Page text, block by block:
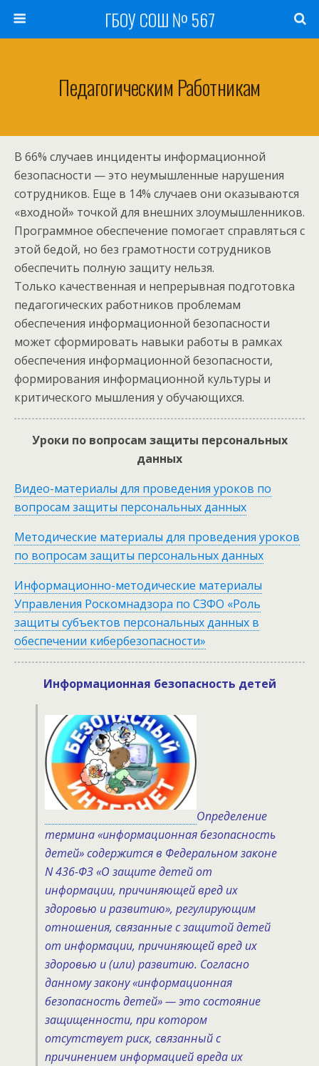
ГБОУ СОШ № 567
Педагогическим Работникам
В 66% случаев инциденты информационной
безопасности — это неумышленные нарушения
сотрудников. Еще в 14% случаев они оказываются
«входной» точкой для внешних злоумышленников.
Программное обеспечение помогает справляться с
этой бедой, но без грамотности сотрудников
обеспечить полную защиту нельзя.
Только качественная и непрерывная подготовка
педагогических работников проблемам
обеспечения информационной безопасности
может сформировать навыки работы в рамках
обеспечения информационной безопасности,
формирования информационной культуры и
критического мышления у обучающихся.
Уроки по вопросам защиты персональных
данных
Видео-материалы для проведения уроков по
вопросам защиты персональных данных
Методические материалы для проведения уроков
по вопросам защиты персональных данных
Информационно-методические материалы
Управления Роскомнадзора по СЗФО «Роль
защиты субъектов персональных данных в
обеспечении кибербезопасности»
Информационная безопасность детей
Определение
термина «информационная безопасность
детей» содержится в Федеральном законе
N 436-ФЗ «О защите детей от
информации, причиняющей вред их
здоровью и развитию», регулирующим
отношения, связанные с защитой детей
от информации, причиняющей вред их
здоровью и (или) развитию. Согласно
данному закону «информационная
безопасность детей» — это состояние
защищенности, при котором
отсутствует риск, связанный с
причинением информацией вреда их